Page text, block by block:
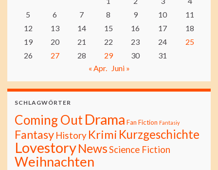
5
6 7 8 9 10
11
12
13 14 15 16 17
18
19
20 21 22 23 24
25
26
27 28 29 30
31
« Apr.
Juni »
SCHLAGWÖRTER
Coming OutDrama Fan Fiction Fantasiy
Fantasy History Krimi Kurzgeschichte
LovestoryNewsScience Fiction
Weihnachten